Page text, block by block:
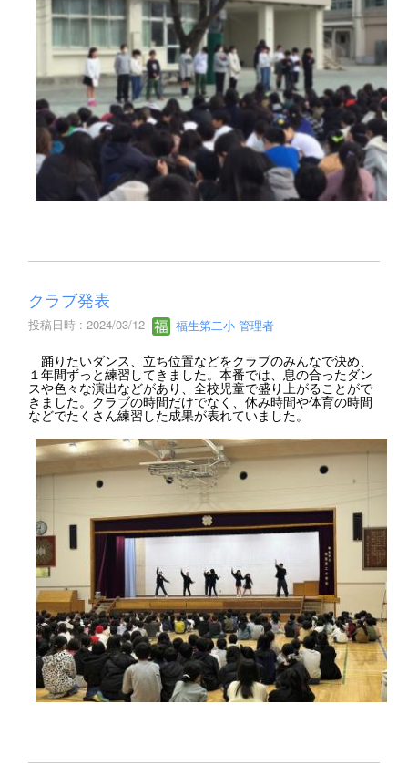
クラブ発表
投稿日時 : 2024/03/12 福生第二小 管理者
踊りたいダンス、立ち位置などをクラブのみんなで決め、
１年間ずっと練習してきました。本番では、息の合ったダン
スや色々な演出などがあり、全校児童で盛り上がることがで
きました。クラブの時間だけでなく、休み時間や体育の時間
などでたくさん練習した成果が表れていました。